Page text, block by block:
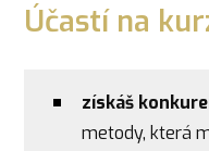
Účastí na
získáš
metody, která